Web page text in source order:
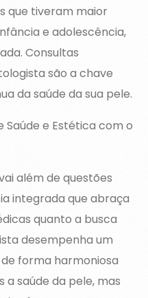
que tiveram maior
e adolescência,
Consultas
são a chave
da saúde da sua pele.
Saúde e Estética com o
além de questões
integrada que abraça
quanto a busca
desempenha um
forma harmoniosa
a saúde da pele, mas